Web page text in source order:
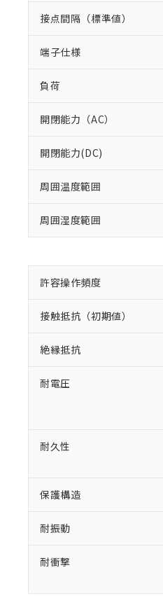
接点間隔（標準値）
端子仕様
負荷
開閉能力（AC）
開閉能力(DC)
周囲温度範囲
周囲湿度範囲
許容操作頻度
接触抵抗（初期値）
絶縁抵抗
耐電圧
耐久性
保護構造
耐振動
耐衝撃